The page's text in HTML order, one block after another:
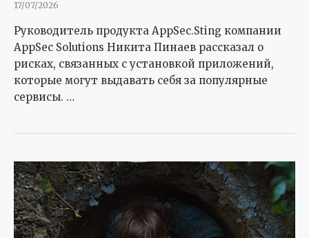
17/07/2026
Руководитель продукта AppSec.Sting компании
AppSec Solutions Никита Пинаев рассказал о
рисках, связанных с установкой приложений,
которые могут выдавать себя за популярные
сервисы. …